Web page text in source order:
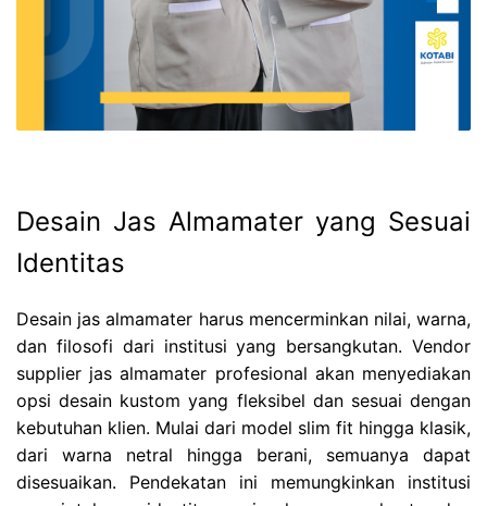
Desain Jas Almamater yang Sesuai
Identitas
Desain jas almamater harus mencerminkan nilai, warna,
dan filosofi dari institusi yang bersangkutan. Vendor
supplier jas almamater profesional akan menyediakan
opsi desain kustom yang fleksibel dan sesuai dengan
kebutuhan klien. Mulai dari model slim fit hingga klasik,
dari warna netral hingga berani, semuanya dapat
disesuaikan. Pendekatan ini memungkinkan institusi